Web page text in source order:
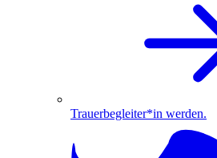
Trauerbegleiter*in werden.